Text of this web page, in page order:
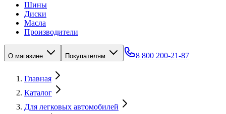
Шины
Диски
Масла
Производители
О магазине Покупателям 8 800 200-21-87
Главная
Каталог
Для легковых автомобилей